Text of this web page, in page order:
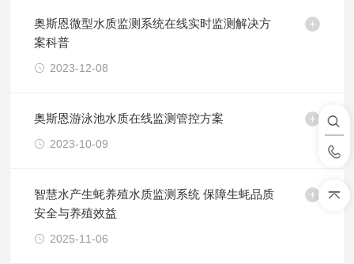
奥斯恩微型水质监测系统在线实时监测解决方
案科普
2023-12-08
奥斯恩游泳池水质在线监测管控方案
2023-10-09
智慧水产生蚝养殖水质监测系统 保障生蚝品质
安全与养殖效益
2025-11-06